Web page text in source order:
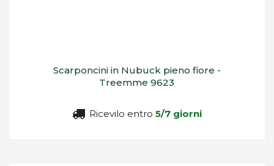
Scarponcini in Nubuck pieno fiore -
Treemme 9623
Ricevilo entro 5/7 giorni